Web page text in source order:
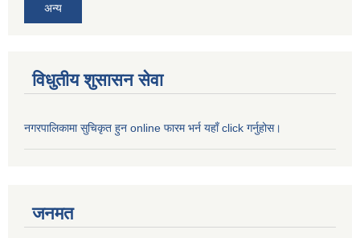
अन्य
विधुतीय शुसासन सेवा
नगरपालिकामा सुचिकृत हुन online फारम भर्न यहाँ click गर्नुहोस।
जनमत